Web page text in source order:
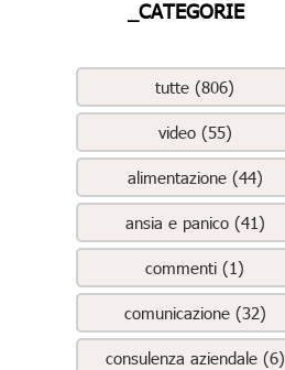
_CATEGORIE
tutte (806)
video (55)
alimentazione (44)
ansia e panico (41)
commenti (1)
comunicazione (32)
consulenza aziendale (6)